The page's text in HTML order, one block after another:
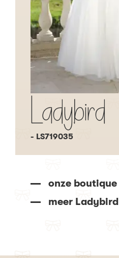
Ladybird
- LS719035
onze boutique
meer Ladybird